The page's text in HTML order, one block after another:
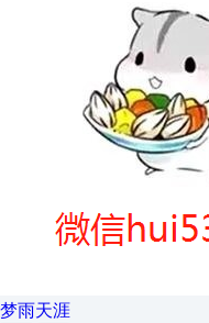
梦雨天涯